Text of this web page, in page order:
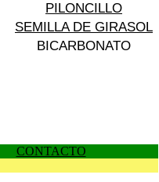
PILONCILLO
SEMILLA DE GIRASOL
BICARBONATO
CONTACTO